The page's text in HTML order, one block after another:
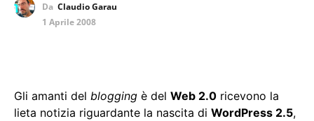
Da Claudio Garau
1 Aprile 2008
Gli amanti del blogging è del Web 2.0 ricevono la
lieta notizia riguardante la nascita di WordPress 2.5,